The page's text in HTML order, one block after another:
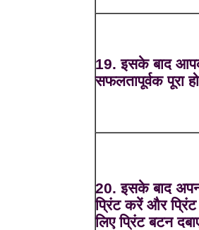
19. इसके बाद
सफलतापूर्वक पूरा
20. इसके बाद
प्रिंट करें और
लिए प्रिंट बटन